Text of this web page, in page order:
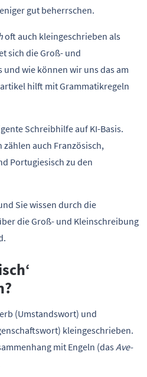
gut beherrschen.
oft auch kleingeschrieben als
sich die Groß- und
wie können wir uns das am
hilft mit Grammatikregeln
Schreibhilfe auf KI-Basis.
zählen auch Französisch,
Portugiesisch zu den
Sie wissen durch die
die Groß- und Kleinschreibung
(Umstandswort) und
kleingeschrieben.
mit Engeln (dasAve-